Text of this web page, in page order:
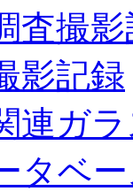
査撮
影記録
連ガ
タベ